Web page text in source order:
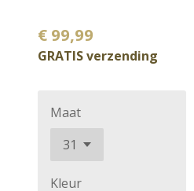
€ 99,99
GRATIS verzending
Maat
Kleur